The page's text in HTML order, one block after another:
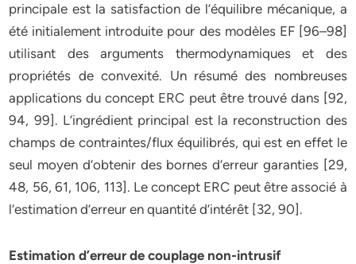
principale est la satisfaction de l’équilibre mécanique, a
été initialement introduite pour des modèles EF [96–98]
utilisant des arguments thermodynamiques et des
propriétés de convexité. Un résumé des nombreuses
applications du concept ERC peut être trouvé dans [92,
94, 99]. L’ingrédient principal est la reconstruction des
champs de contraintes/flux équilibrés, qui est en effet le
seul moyen d’obtenir des bornes d’erreur garanties [29,
48, 56, 61, 106, 113]. Le concept ERC peut être associé à
l’estimation d’erreur en quantité d’intérêt [32, 90].
Estimation d’erreur de couplage non-intrusif